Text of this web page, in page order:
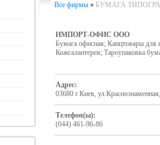
Все фирмы » БУМАГА
ИМПОРТ-ОФИС ООО
Бумага офисная; Канцтовары
Кожгалантерея; Тароупаковка
Адрес:
03680 г.Киев,
Телефон(ы):
(044) 461-96-86